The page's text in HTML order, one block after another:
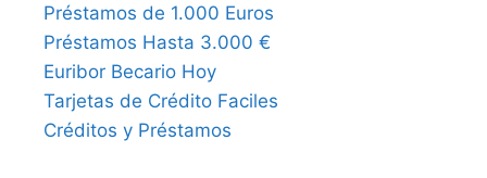
Préstamos de 1.000 Euros
Préstamos Hasta 3.000 €
Euribor Becario Hoy
Tarjetas de Crédito Faciles
Créditos y Préstamos